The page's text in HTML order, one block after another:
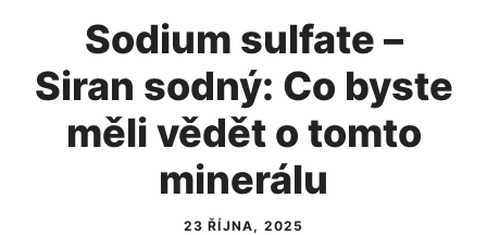
Sodium sulfate –
Siran sodný: Co byste
měli vědět o tomto
minerálu
23 ŘÍJNA, 2025